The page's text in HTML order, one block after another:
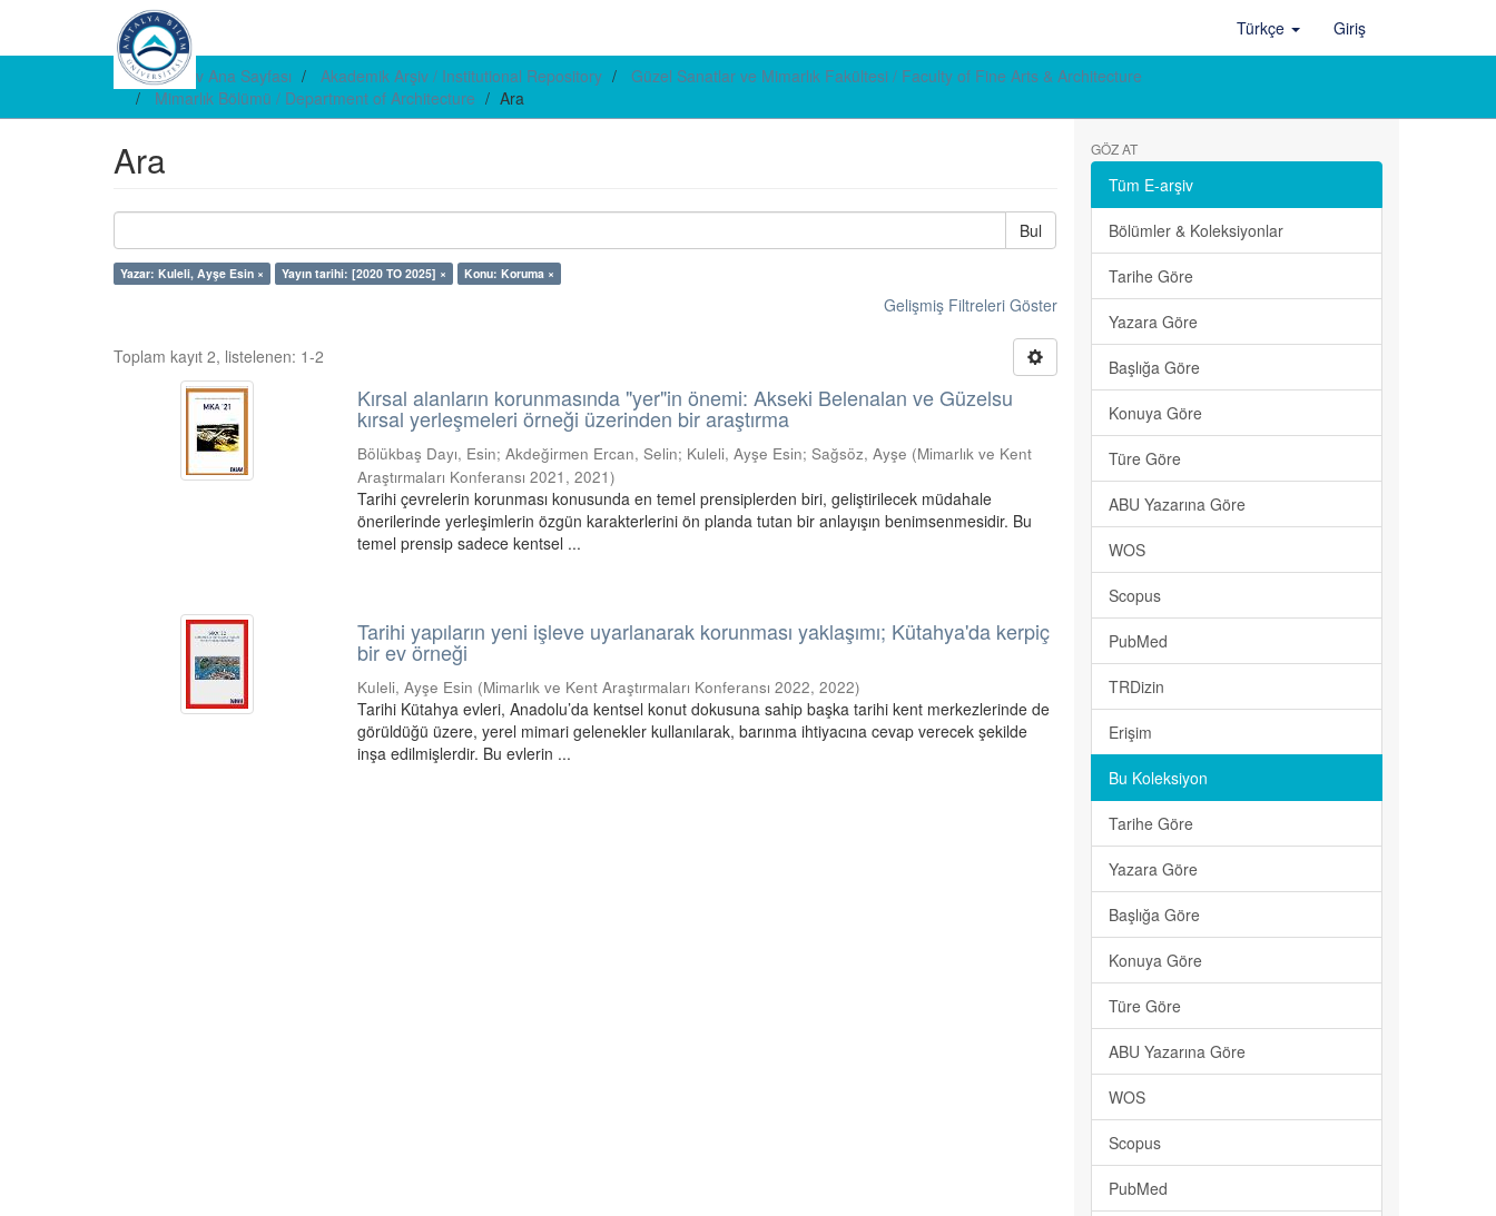
Türkçe Giriş
E-arşiv Ana Sayfası Akademik Arşiv / Institutional Repository
Güzel Sanatlar ve Mimarlık Fakültesi / Faculty of Fine Arts & Architecture
Mimarlık Bölümü / Department of Architecture
Ara
Ara
Bul
Yazar: Kuleli, Ayşe Esin × Yayın tarihi: [2020 TO 2025] × Konu: Koruma ×
Gelişmiş Filtreleri Göster
Toplam kayıt 2, listelenen: 1-2
Kırsal alanların korunmasında "yer"in önemi: Akseki Belenalan ve Güzelsu
kırsal yerleşmeleri örneği üzerinden bir araştırma
Bölükbaş Dayı, Esin;Akdeğirmen Ercan, Selin; Kuleli, Ayşe Esin;Sağsöz, Ayşe (Mimarlık ve Kent
Araştırmaları Konferansı 2021 ,2021)
Tarihi çevrelerin korunması konusunda en temel prensiplerden biri, geliştirilecek müdahale
önerilerinde yerleşimlerin özgün karakterlerini ön planda tutan bir anlayışın benimsenmesidir. Bu
temel prensip sadece kentsel ...
Tarihi yapıların yeni işleve uyarlanarak korunması yaklaşımı; Kütahya'da kerpiç
bir ev örneği
Kuleli, Ayşe Esin (Mimarlık ve Kent Araştırmaları Konferansı 2022,2022)
Tarihi Kütahya evleri, Anadolu’da kentsel konut dokusuna sahip başka tarihi kent merkezlerinde de
görüldüğü üzere, yerel mimari gelenekler kullanılarak, barınma ihtiyacına cevap verecek şekilde
inşa edilmişlerdir. Bu evlerin ...
GÖZ AT
Tüm E-arşiv
Bölümler & Koleksiyonlar
Tarihe Göre
Yazara Göre
Başlığa Göre
Konuya Göre
Türe Göre
ABU Yazarına Göre
WOS
Scopus
PubMed
TRDizin
Erişim
Bu Koleksiyon
Tarihe Göre
Yazara Göre
Başlığa Göre
Konuya Göre
Türe Göre
ABU Yazarına Göre
WOS
Scopus
PubMed